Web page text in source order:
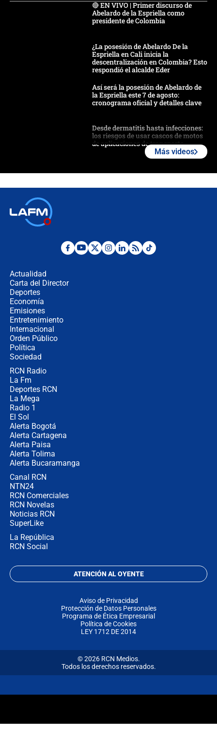
🔴 EN VIVO | Primer discurso de
Abelardo de la Espriella como
presidente de Colombia
¿La posesión de Abelardo De la
Espriella en Cali inicia la
descentralización en Colombia? Esto
respondió el alcalde Eder
Así será la posesión de Abelardo de
la Espriella este 7 de agosto:
cronograma oficial y detalles clave
Desde dermatitis hasta infecciones:
los riesgos de usar cascos de motos
de aplicaciones de transporte
Posesión de Abelardo De La Espriella
Más videos
Actualidad
Carta del Director
Deportes
Economía
Emisiones
Entretenimiento
Internacional
Orden Público
Política
Sociedad
RCN Radio
La Fm
Deportes RCN
La Mega
Radio 1
El Sol
Alerta Bogotá
Alerta Cartagena
Alerta Paisa
Alerta Tolima
Alerta Bucaramanga
Canal RCN
NTN24
RCN Comerciales
RCN Novelas
Noticias RCN
SuperLike
La República
RCN Social
ATENCIÓN AL OYENTE
Aviso de Privacidad
Protección de Datos Personales
Programa de Ética Empresarial
Política de Cookies
LEY 1712 DE 2014
© 2026 RCN Medios.
Todos los derechos reservados.